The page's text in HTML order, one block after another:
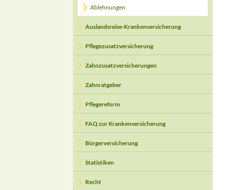
Ablehnungen
Auslandsreise-Krankenversicherung
Pflegezusatzversicherung
Zahnzusatzversicherungen
Zahnratgeber
Pflegereform
FAQ zur Krankenversicherung
Bürgerversicherung
Statistiken
Recht